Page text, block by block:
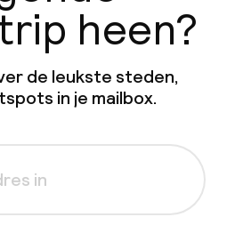
heen?
de leukste steden,
in je mailbox.